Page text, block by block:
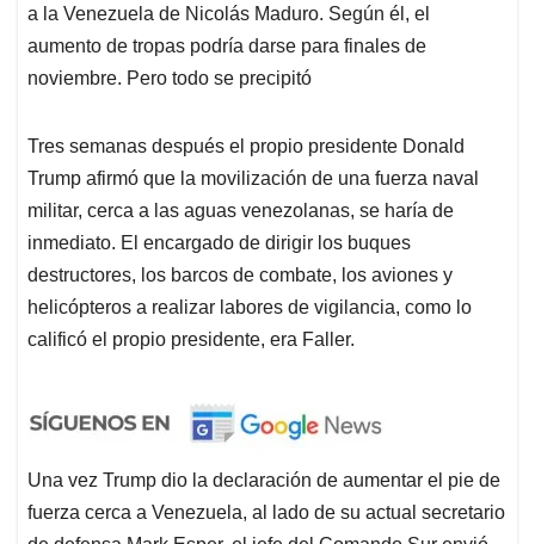
a la Venezuela de Nicolás Maduro. Según él, el
aumento de tropas podría darse para finales de
noviembre. Pero todo se precipitó
Tres semanas después el propio presidente Donald
Trump afirmó que la movilización de una fuerza naval
militar, cerca a las aguas venezolanas, se haría de
inmediato. El encargado de dirigir los buques
destructores, los barcos de combate, los aviones y
helicópteros a realizar labores de vigilancia, como lo
calificó el propio presidente, era Faller.
Una vez Trump dio la declaración de aumentar el pie de
fuerza cerca a Venezuela, al lado de su actual secretario